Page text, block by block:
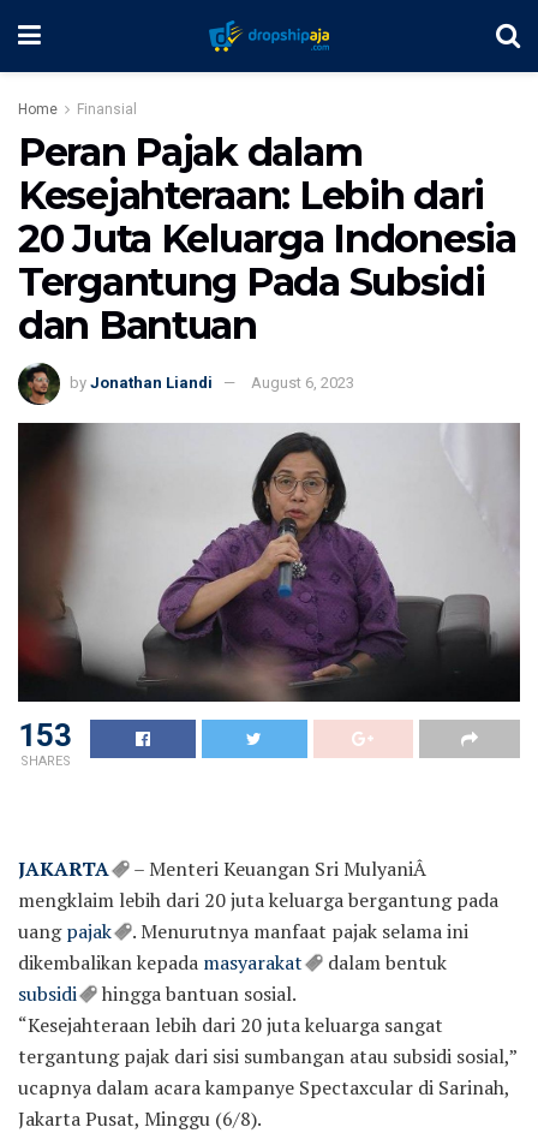
Home Finansial
Peran Pajak dalam
Kesejahteraan: Lebih dari
20 Juta Keluarga Indonesia
Tergantung Pada Subsidi
dan Bantuan
by Jonathan Liandi August 6, 2023
153
SHARES
JAKARTA
– Menteri Keuangan Sri MulyaniÂ
mengklaim lebih dari 20 juta keluarga bergantung pada
uangpajak
. Menurutnya manfaat pajak selama ini
dikembalikan kepada masyarakat
dalam bentuk
subsidi
hingga bantuan sosial.
“Kesejahteraan lebih dari 20 juta keluarga sangat
tergantung pajak dari sisi sumbangan atau subsidi sosial,”
ucapnya dalam acara kampanye Spectaxcular di Sarinah,
Jakarta Pusat, Minggu (6/8).